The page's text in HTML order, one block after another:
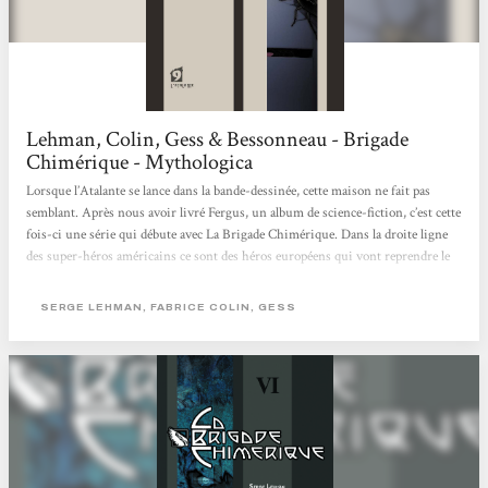
Lehman, Colin, Gess & Bessonneau - Brigade
Chimérique - Mythologica
Lorsque l’Atalante se lance dans la bande-dessinée, cette maison ne fait pas
semblant. Après nous avoir livré Fergus, un album de science-fiction, c’est cette
fois-ci une série qui débute avec La Brigade Chimérique. Dans la droite ligne
des super-héros américains ce sont des héros européens qui vont reprendre le
assurément. Cela s’explique entre autre par les deux auteurs : Serge Lehman et
Des héros...
SERGE LEHMAN, FABRICE COLIN, GESS